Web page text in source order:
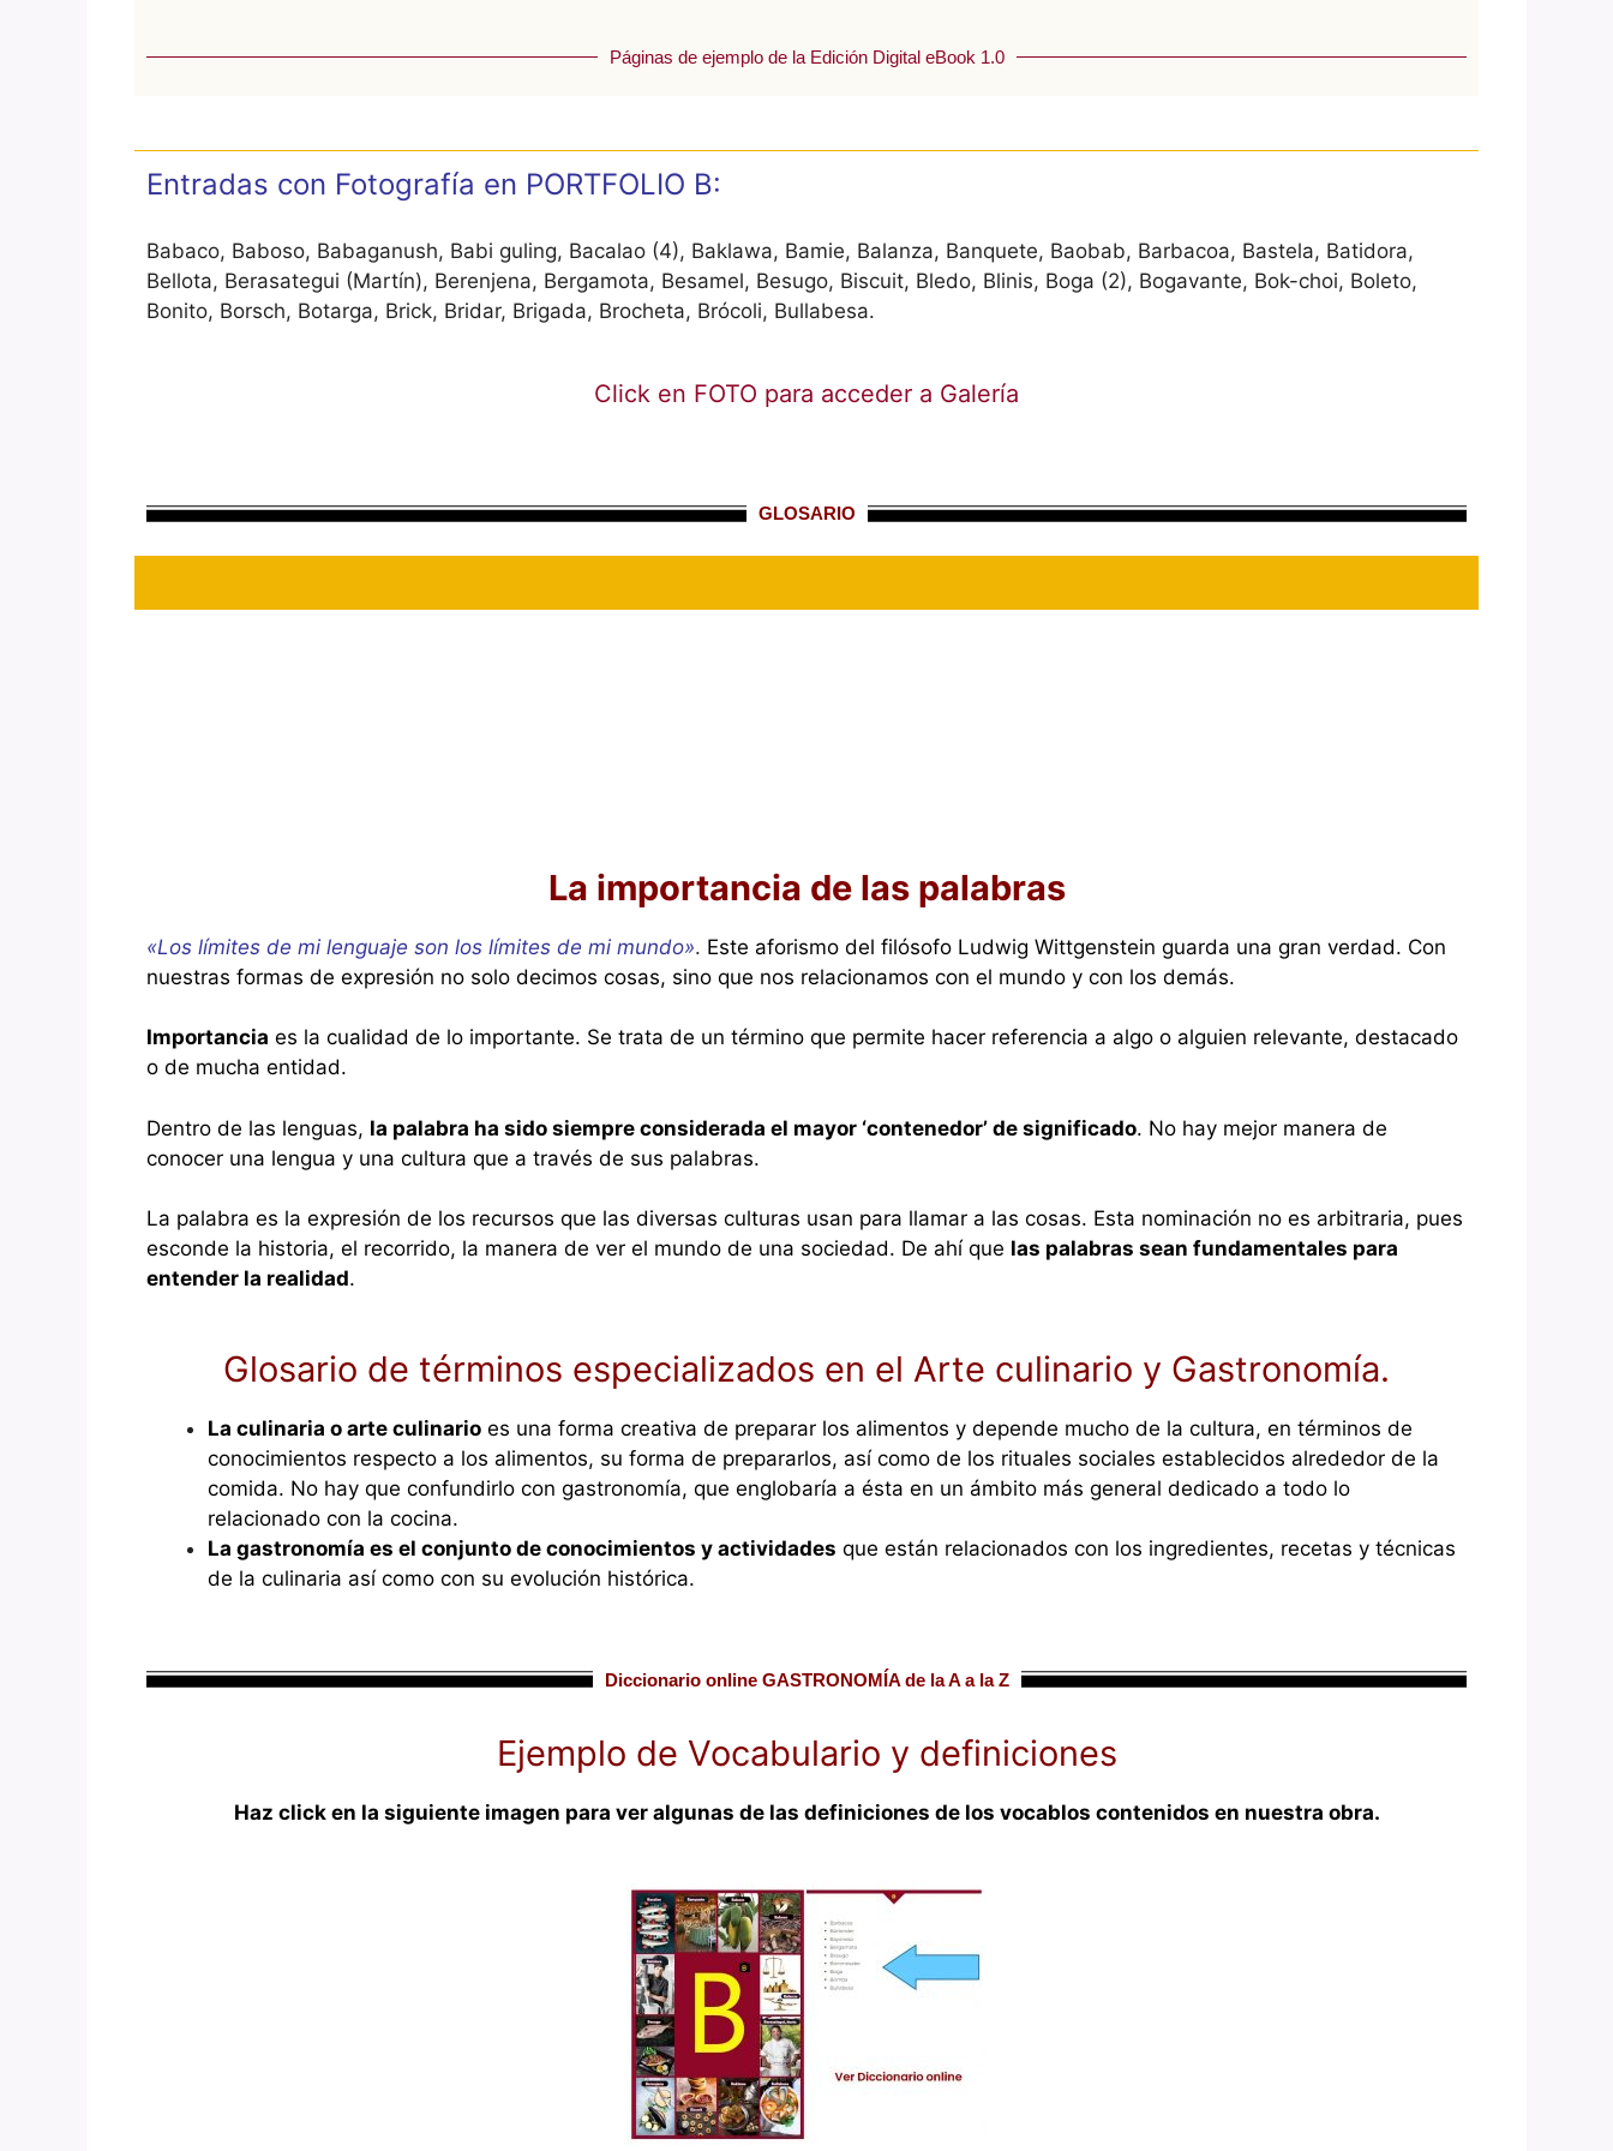
Páginas de ejemplo de la Edición Digital eBook 1.0
Entradas con Fotografía en PORTFOLIO B:
Babaco, Baboso, Babaganush, Babi guling, Bacalao (4), Baklawa, Bamie, Balanza, Banquete, Baobab, Barbacoa, Bastela, Batidora,
Bellota, Berasategui (Martín), Berenjena, Bergamota, Besamel, Besugo, Biscuit, Bledo, Blinis, Boga (2), Bogavante, Bok-choi, Boleto,
Bonito, Borsch, Botarga, Brick, Bridar, Brigada, Brocheta, Brócoli, Bullabesa.
Click en FOTO para acceder a Galería
GLOSARIO
La importancia de las palabras
«Los límites de mi lenguaje son los límites de mi mundo». Este aforismo del filósofo Ludwig Wittgenstein guarda una gran verdad. Con
nuestras formas de expresión no solo decimos cosas, sino que nos relacionamos con el mundo y con los demás.
Importancia es la cualidad de lo importante. Se trata de un término que permite hacer referencia a algo o alguien relevante, destacado
o de mucha entidad.
Dentro de las lenguas, la palabra ha sido siempre considerada el mayor ‘contenedor’ de significado. No hay mejor manera de
conocer una lengua y una cultura que a través de sus palabras.
La palabra es la expresión de los recursos que las diversas culturas usan para llamar a las cosas. Esta nominación no es arbitraria, pues
esconde la historia, el recorrido, la manera de ver el mundo de una sociedad. De ahí que las palabras sean fundamentales para
entender la realidad.
Glosario de términos especializados en el Arte culinario y Gastronomía.
La culinaria o arte culinario es una forma creativa de preparar los alimentos y depende mucho de la cultura, en términos de
conocimientos respecto a los alimentos, su forma de prepararlos, así como de los rituales sociales establecidos alrededor de la
comida. No hay que confundirlo con gastronomía, que englobaría a ésta en un ámbito más general dedicado a todo lo
relacionado con la cocina.
La gastronomía es el conjunto de conocimientos y actividades que están relacionados con los ingredientes, recetas y técnicas
de la culinaria así como con su evolución histórica.
Diccionario online GASTRONOMÍA de la A a la Z
Ejemplo de Vocabulario y definiciones
Haz click en la siguiente imagen para ver algunas de las definiciones de los vocablos contenidos en nuestra obra.